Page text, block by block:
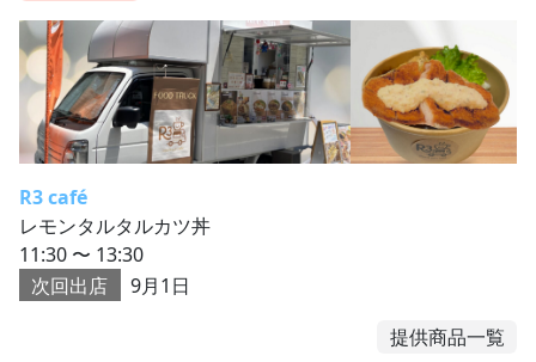
R3 café
レモンタルタルカツ丼
11:30 〜 13:30
次回出店
9月1日
提供商品一覧